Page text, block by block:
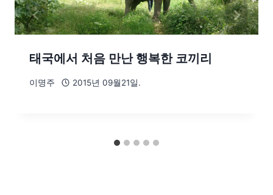
태국에서 처음 만난 행복한 코끼리
이명주 2015년 09월21일.